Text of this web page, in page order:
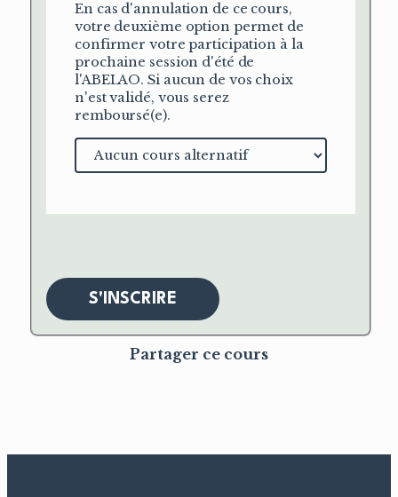
En cas d'annulation de ce cours,
votre deuxième option permet de
confirmer votre participation à la
prochaine session d'été de
l'ABELAO. Si aucun de vos choix
n'est validé, vous serez
remboursé(e).
Cours
alternatif
S'INSCRIRE
Partager ce cours